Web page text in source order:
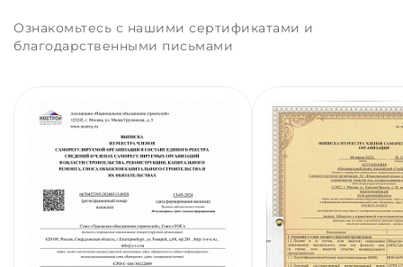
Ознакомьтесь с нашими сертификатами и
благодарственными письмами